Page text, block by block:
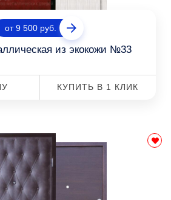
от 9 500 руб.
из экокожи №33
КУПИТЬ В 1 КЛИК